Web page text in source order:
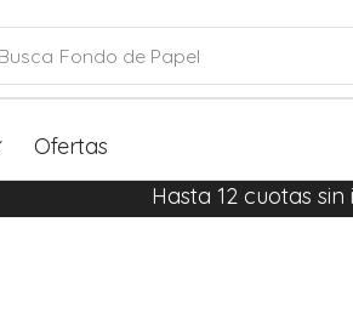
Busca Fondo de Papel
Ofertas
Hasta 12 cuotas